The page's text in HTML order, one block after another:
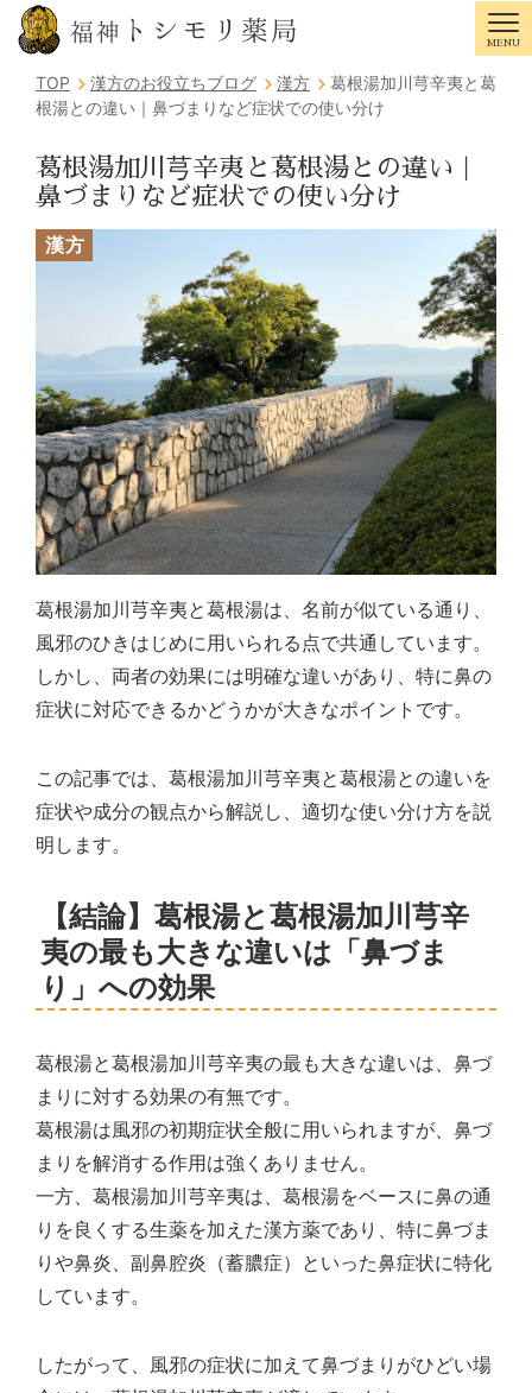
福神 トシモリ薬局 MENU
TOP
漢方のお役立ちブログ 漢方
葛根湯加川芎辛夷と葛
根湯との違い｜鼻づまりなど症状での使い分け
葛根湯加川芎辛夷と葛根湯との違い｜
鼻づまりなど症状での使い分け
漢方
葛根湯加川芎辛夷と葛根湯は、名前が似ている通り、
風邪のひきはじめに用いられる点で共通しています。
しかし、両者の効果には明確な違いがあり、特に鼻の
症状に対応できるかどうかが大きなポイントです。
この記事では、葛根湯加川芎辛夷と葛根湯との違いを
症状や成分の観点から解説し、適切な使い分け方を説
明します。
【結論】葛根湯と葛根湯加川芎辛
夷の最も大きな違いは「鼻づま
り」への効果
葛根湯と葛根湯加川芎辛夷の最も大きな違いは、鼻づ
まりに対する効果の有無です。
葛根湯は風邪の初期症状全般に用いられますが、鼻づ
まりを解消する作用は強くありません。
一方、葛根湯加川芎辛夷は、葛根湯をベースに鼻の通
りを良くする生薬を加えた漢方薬であり、特に鼻づま
りや鼻炎、副鼻腔炎（蓄膿症）といった鼻症状に特化
しています。
したがって、風邪の症状に加えて鼻づまりがひどい場